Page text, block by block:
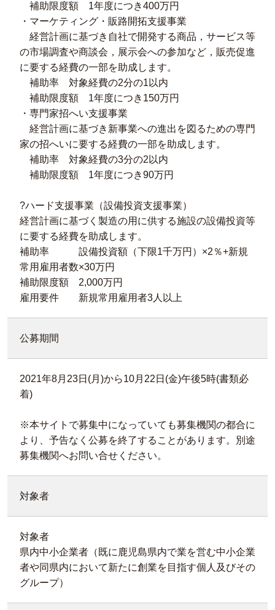
補助限度額 1年度につき400万円
・マーケティング・販路開拓支援事業
経営計画に基づき自社で開発する商品，サービス等
の市場調査や商談会，展示会への参加など，販売促進
に要する経費の一部を助成します。
補助率 対象経費の2分の1以内
補助限度額 1年度につき150万円
・専門家招へい支援事業
経営計画に基づき新事業への進出を図るための専門
家の招へいに要する経費の一部を助成します。
補助率 対象経費の3分の2以内
補助限度額 1年度につき90万円
?ハード支援事業（設備投資支援事業）
経営計画に基づく製造の用に供する施設の設備投資等
に要する経費を助成します。
補助率 設備投資額（下限1千万円）×2％+新規
常用雇用者数×30万円
補助限度額 2,000万円
雇用要件 新規常用雇用者3人以上
公募期間
2021年8月23日(月)から10月22日(金)午後5時(書類必
着)
※本サイトで募集中になっていても募集機関の都合に
より、予告なく公募を終了することがあります。別途
募集機関へお問い合せください。
対象者
対象者
県内中小企業者（既に鹿児島県内で業を営む中小企業
者や同県内において新たに創業を目指す個人及びその
グループ）